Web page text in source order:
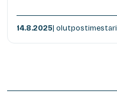
14.8.2025| olutpostimestari